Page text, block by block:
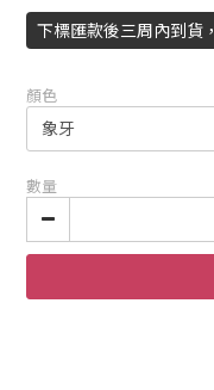
下標匯款後三周內到貨
顏色
數量